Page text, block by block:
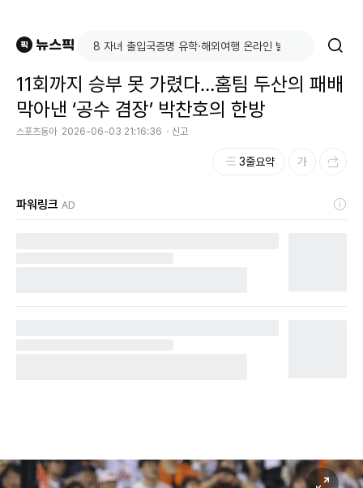
11회까지 승부 못 가렸다…홈팀 두산의 패배
막아낸 ‘공수 겸장’ 박찬호의 한방
스포츠동아 2026-06-03 21:16:36 신고
3줄요약
파워링크 AD